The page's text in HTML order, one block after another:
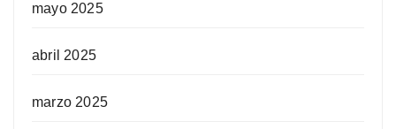
mayo 2025
abril 2025
marzo 2025